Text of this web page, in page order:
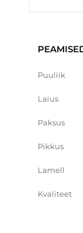
Puuliik
Laius
Paksus
Pikkus
Lamell
Kvaliteet